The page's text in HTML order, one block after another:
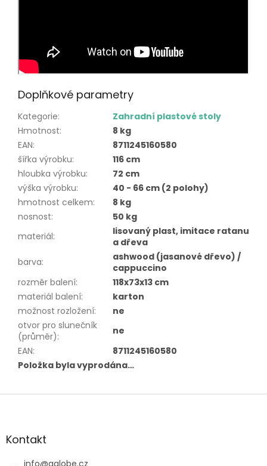
Doplňkové parametry
Kategorie:
Zahradní plastové stoly
Hmotnost:
8 kg
EAN:
8711245160580
šířka výrobku:
116 cm
hloubka výrobku:
72 cm
výška výrobku:
40 - 66 cm (2 polohy)
hmotnost celkem:
8 kg
nosnost:
50 kg
materiál:
lisovaný plast, imitace ratanu
a dřeva
barva:
ashwood (jasanové dřevo) /
cappuccino
rozměr balení:
118x73x13 cm
materiál balení:
karton
možnost rozložení:
ne
otvor pro slunečník
(průměr):
ne
EAN:
8711245160580
Položka byla vyprodána…
Z
aKontakt